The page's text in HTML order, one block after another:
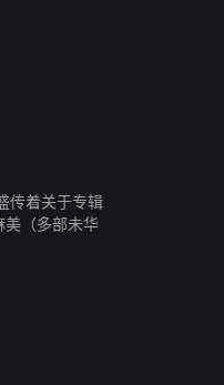
传着关于专辑
美（多部未华